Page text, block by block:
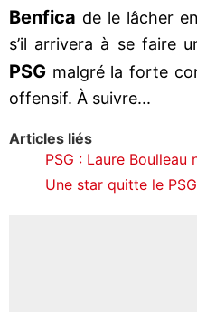
Benfica de le lâcher
s’il arrivera à se faire
PSG malgré la forte
offensif. À suivre...
Articles liés
PSG : Laure Boulleau
Une star quitte le